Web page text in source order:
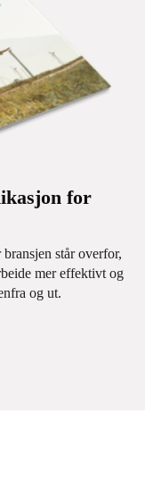
for
står overfor,
mer effektivt og
og ut.